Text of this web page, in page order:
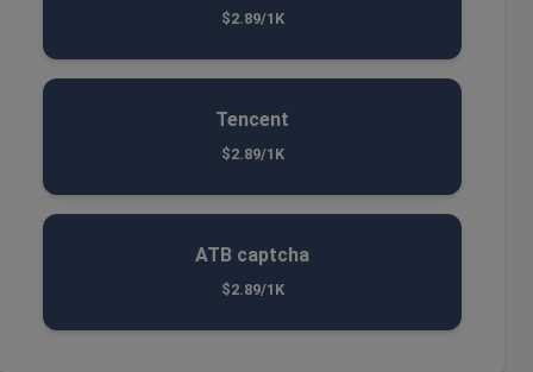
$2.89/1K
Tencent
$2.89/1K
ATB captcha
$2.89/1K